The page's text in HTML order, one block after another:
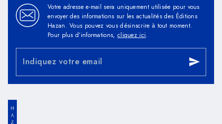
Votre adresse e-mail sera uniquement utilisée pour vous
envoyer des informations sur les actualités des Éditions
Hazan. Vous pouvez vous désinscrire à tout moment.
Pour plus d’informations, cliquez ici.
Indiquez votre email send